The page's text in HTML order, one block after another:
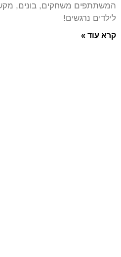
המשתתפים משחקים, בונים,
לילדים נרגשים!
קרא עוד »